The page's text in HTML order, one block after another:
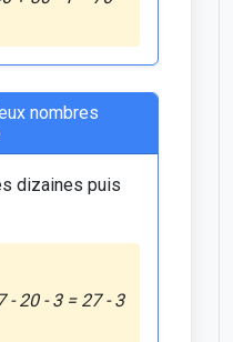
nombres
dizaines puis
- 20 - 3 = 27 - 3